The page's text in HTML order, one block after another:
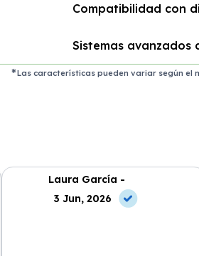
Compatibilidad con
Sistemas
Las características pueden variar según el
Laura García -
3 Jun, 2026